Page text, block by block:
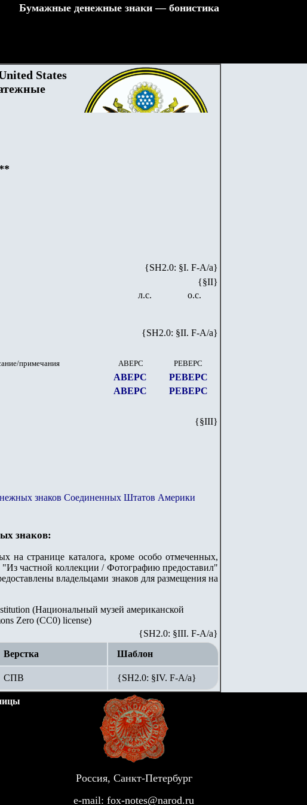
Бумажные денежные знаки — бонистика
States
{SH2.0: §I. F-А/а}
{§II}
л.с. о.с.
{SH2.0: §II. F-A/a}
примечания АВЕРС РЕВЕРС
АВЕРС
РЕВЕРС
АВЕРС РЕВЕРС
{§III}
знаков Соединенных Штатов Америки
знаков:
на странице каталога, кроме особо отмеченных,
частной коллекции / Фотографию предоставил"
владельцами знаков для размещения на
(Национальный музей американской
Zero (CC0) license)
{SH2.0: §III. F-A/а}
Верстка Шаблон
СПВ {SH2.0: §IV. F-А/а}
Россия, Санкт-Петербург
e-mail: fox-notes@narod.ru